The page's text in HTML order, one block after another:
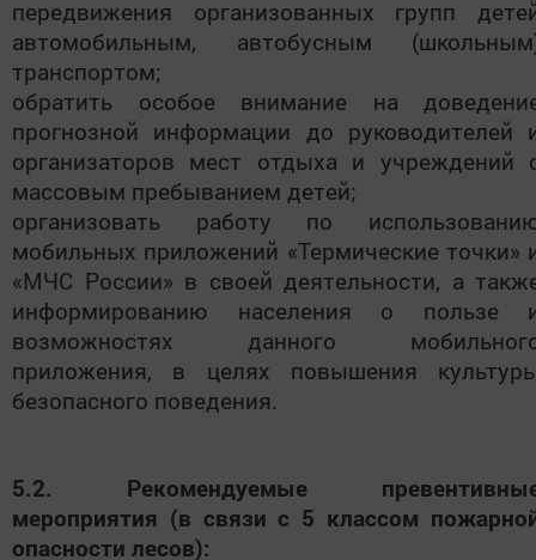
передвижения организованных групп
автомобильным, автобусным
транспортом;
обратить особое внимание на
прогнозной информации до руководителей
организаторов мест отдыха и учреждений
массовым пребыванием детей;
организовать работу по
мобильных приложений «Термические точки»
«МЧС России» в своей деятельности, а
информированию населения о пользе
возможностях данного
приложения, в целях повышения
безопасного поведения.
5.2. Рекомендуемые
мероприятия (в связи с 5 классом
опасности лесов):